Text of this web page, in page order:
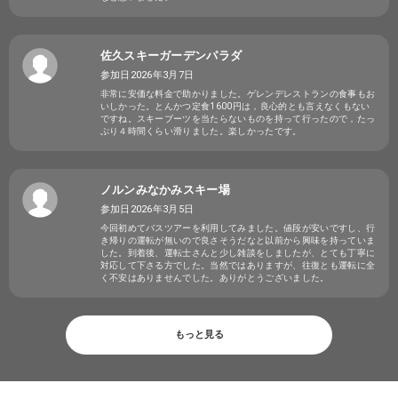
佐久スキーガーデンパラダ
参加日2026年3月7日
非常に安価な料金で助かりました。ゲレンデレストランの食事もお
いしかった。とんかつ定食1600円は，良心的とも言えなくもない
ですね。スキーブーツを当たらないものを持って行ったので，たっ
ぷり４時間くらい滑りました。楽しかったです。
ノルンみなかみスキー場
参加日2026年3月5日
今回初めてバスツアーを利用してみました。値段が安いですし、行
き帰りの運転が無いので良さそうだなと以前から興味を持っていま
した。到着後、運転士さんと少し雑談をしましたが、とても丁寧に
対応して下さる方でした。当然ではありますが、往復とも運転に全
く不安はありませんでした。ありがとうございました。
もっと見る